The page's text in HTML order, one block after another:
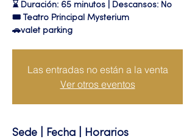
⌛ Duración: 65 minutos | Descansos: No
🎟 Teatro Principal Mysterium
🚗valet parking
Las entradas no están a la venta
Ver otros eventos
Sede | Fecha | Horarios